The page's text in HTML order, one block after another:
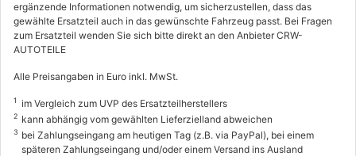
ergänzende Informationen notwendig, um sicherzustellen, dass das
gewählte Ersatzteil auch in das gewünschte Fahrzeug passt. Bei Fragen
zum Ersatzteil wenden Sie sich bitte direkt an den Anbieter CRW-
AUTOTEILE
Alle Preisangaben in Euro inkl. MwSt.
1 im Vergleich zum UVP des Ersatzteilherstellers
2 kann abhängig vom gewählten Lieferzielland abweichen
3 bei Zahlungseingang am heutigen Tag (z.B. via PayPal), bei einem
späteren Zahlungseingang und/oder einem Versand ins Ausland